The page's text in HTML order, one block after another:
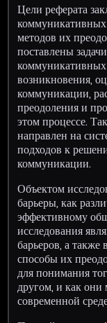
Цели реферата
коммуникативных
методов их
поставлены
возникновения,
коммуникации,
преодоления и
этом процессе.
направлен на
подходов к
коммуникации.
Объектом
барьеры, как
эффективному
исследования
барьеров, а
способы их
для понимания
другом, и как они
современной